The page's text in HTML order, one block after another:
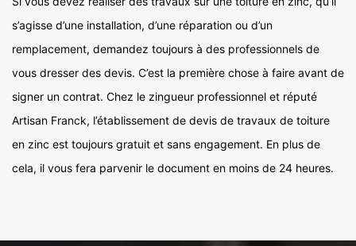
s’agisse d’une installation, d’une réparation ou d’un
remplacement, demandez toujours à des professionnels de
vous dresser des devis. C’est la première chose à faire avant de
signer un contrat. Chez le zingueur professionnel et réputé
Artisan Franck, l’établissement de devis de travaux de toiture
en zinc est toujours gratuit et sans engagement. En plus de
cela, il vous fera parvenir le document en moins de 24 heures.